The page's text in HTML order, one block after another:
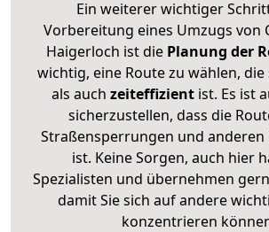
Ein weiterer wichtiger
Vorbereitung eines Umzugs von
Haigerloch ist die Planung der
wichtig, eine Route zu wählen,
als auch zeiteffizientist. Es ist
sicherzustellen, dass die
Straßensperrungen und anderen
ist. Keine Sorgen, auch hier
Spezialisten und übernehmen
damit Sie sich auf andere
konzentrieren